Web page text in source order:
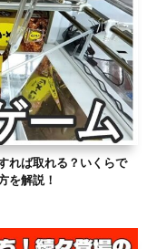
れば取れる？いくらで
を解説！